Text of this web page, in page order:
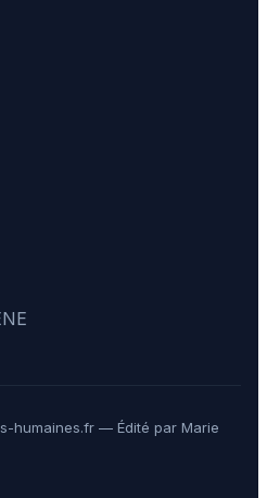
humaines.fr — Édité par Marie